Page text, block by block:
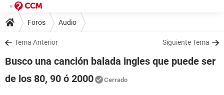
Foros Audio
Tema Anterior Siguiente Tema
Busco una canción balada ingles que puede ser
de los 80, 90 ó 2000
Cerrado